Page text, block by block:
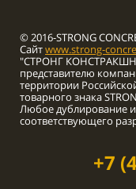
© 2016-STRONG
Сайтwww.strong-
"СТРОНГ
представителю
территории
товарного знака
Любое дублирование
соответствующего
+7